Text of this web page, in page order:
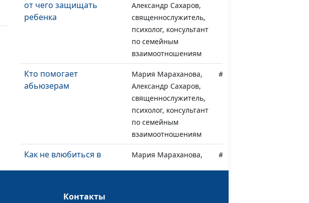
от чего защищать
ребенка
Александр Сахаров,
священнослужитель,
психолог, консультант
по семейным
взаимоотношениям
Кто помогает
абьюзерам
Мария Мараханова,
Александр Сахаров,
священнослужитель,
психолог, консультант
по семейным
взаимоотношениям
#639
Как не влюбиться в
Мария Мараханова,
#638
Контакты